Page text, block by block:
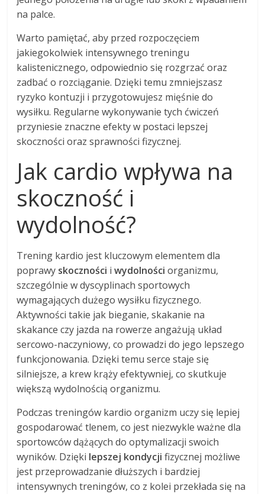
na palce.
Warto pamiętać, aby przed rozpoczęciem
jakiegokolwiek intensywnego treningu
kalistenicznego, odpowiednio się rozgrzać oraz
zadbać o rozciąganie. Dzięki temu zmniejszasz
ryzyko kontuzji i przygotowujesz mięśnie do
wysiłku. Regularne wykonywanie tych ćwiczeń
przyniesie znaczne efekty w postaci lepszej
skoczności oraz sprawności fizycznej.
Jak cardio wpływa na
skoczność i
wydolność?
Trening kardio jest kluczowym elementem dla
poprawy skoczności iwydolności organizmu,
szczególnie w dyscyplinach sportowych
wymagających dużego wysiłku fizycznego.
Aktywności takie jak bieganie, skakanie na
skakance czy jazda na rowerze angażują układ
sercowo-naczyniowy, co prowadzi do jego lepszego
funkcjonowania. Dzięki temu serce staje się
silniejsze, a krew krąży efektywniej, co skutkuje
większą wydolnością organizmu.
Podczas treningów kardio organizm uczy się lepiej
gospodarować tlenem, co jest niezwykle ważne dla
sportowców dążących do optymalizacji swoich
wyników. Dzięki lepszej kondycji fizycznej możliwe
jest przeprowadzanie dłuższych i bardziej
intensywnych treningów, co z kolei przekłada się na